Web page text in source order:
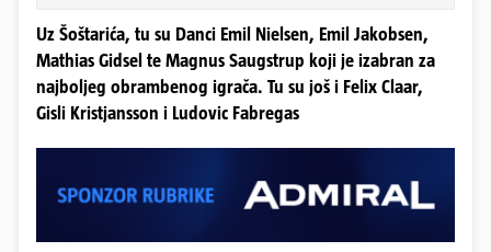
Uz Šoštarića, tu su Danci Emil Nielsen, Emil Jakobsen,
Mathias Gidsel te Magnus Saugstrup koji je izabran za
najboljeg obrambenog igrača. Tu su još i Felix Claar,
Gisli Kristjansson i Ludovic Fabregas